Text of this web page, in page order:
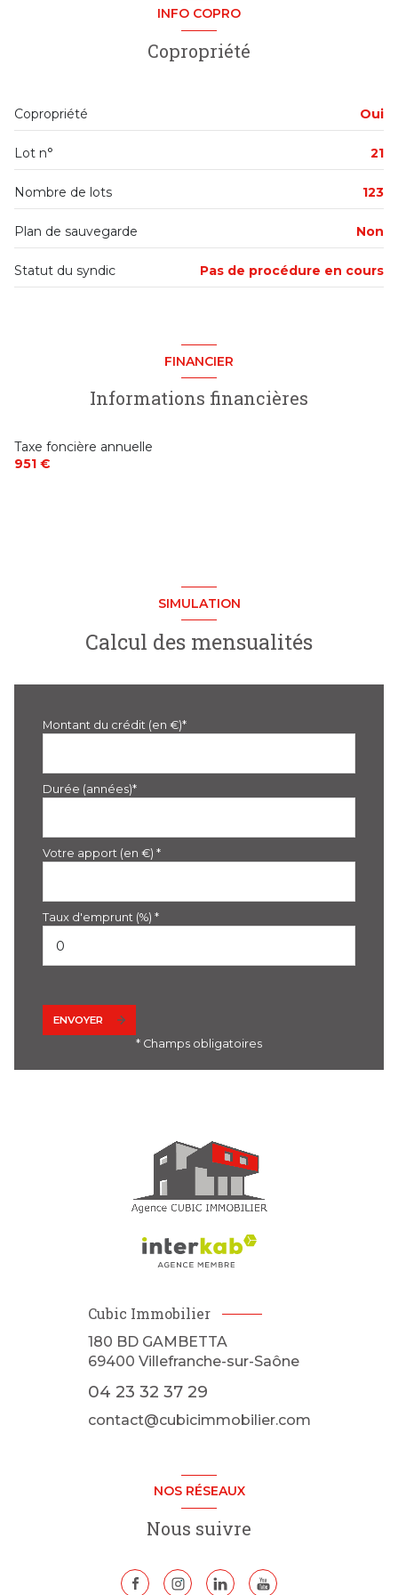
cave
balcon
INFO COPRO
Copropriété
Copropriété Oui
Lot n° 21
Nombre de lots 123
Plan de sauvegarde Non
Statut du syndic Pas de procédure en cours
FINANCIER
Informations financières
Taxe foncière annuelle
951 €
SIMULATION
Calcul des mensualités
Montant du crédit (en €)*
Durée (années)*
Votre apport (en €) *
Taux d'emprunt (%) *
ENVOYER
* Champs obligatoires
Cubic Immobilier
180 BD GAMBETTA
69400 Villefranche-sur-Saône
04 23 32 37 29
contact@cubicimmobilier.com
NOS RÉSEAUX
Nous suivre